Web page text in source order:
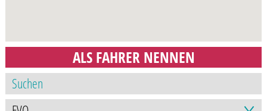
ALS FAHRER NENNEN